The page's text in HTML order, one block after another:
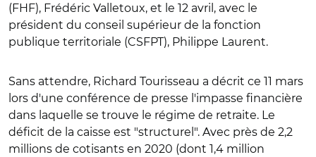
(FHF), Frédéric Valletoux, et le 12 avril, avec le
président du conseil supérieur de la fonction
publique territoriale (CSFPT), Philippe Laurent.
Sans attendre, Richard Tourisseau a décrit ce 11 mars
lors d'une conférence de presse l'impasse financière
dans laquelle se trouve le régime de retraite. Le
déficit de la caisse est "structurel". Avec près de 2,2
millions de cotisants en 2020 (dont 1,4 million